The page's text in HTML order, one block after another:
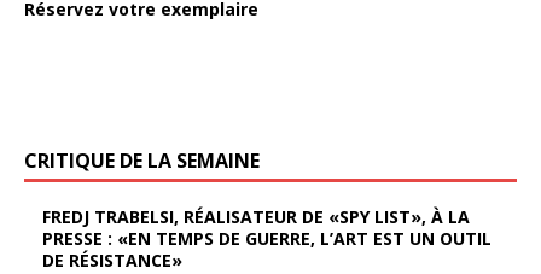
Réservez votre exemplaire
CRITIQUE DE LA SEMAINE
FREDJ TRABELSI, RÉALISATEUR DE «SPY LIST», À LA
PRESSE : «EN TEMPS DE GUERRE, L’ART EST UN OUTIL
DE RÉSISTANCE»